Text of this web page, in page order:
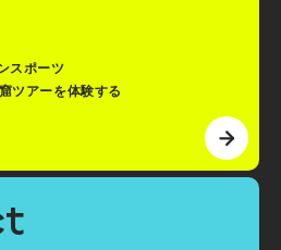
スポーツ
ツアーを体験する